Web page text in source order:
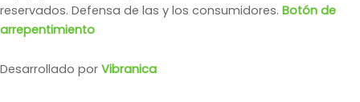
reservados. Defensa de las y los consumidores. Botón de
arrepentimiento
Desarrollado por Vibranica